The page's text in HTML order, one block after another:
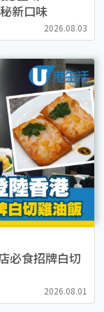
新口味
2026.08.03
必食招牌白切
2026.08.01